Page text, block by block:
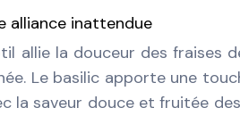
alliance inattendue
allie la douceur des fraises
Le basilic apporte une
la saveur douce et fruitée